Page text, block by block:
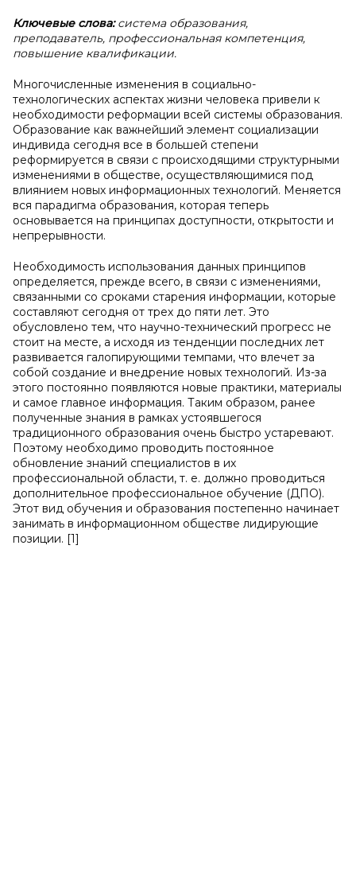
Ключевые слова:система образования,
преподаватель, профессиональная компетенция,
повышение квалификации.
Многочисленные изменения в социально-
технологических аспектах жизни человека привели к
необходимости реформации всей системы образования.
Образование как важнейший элемент социализации
индивида сегодня все в большей степени
реформируется в связи с происходящими структурными
изменениями в обществе, осуществляющимися под
влиянием новых информационных технологий. Меняется
вся парадигма образования, которая теперь
основывается на принципах доступности, открытости и
непрерывности.
Необходимость использования данных принципов
определяется, прежде всего, в связи с изменениями,
связанными со сроками старения информации, которые
составляют сегодня от трех до пяти лет. Это
обусловлено тем, что научно-технический прогресс не
стоит на месте, а исходя из тенденции последних лет
развивается галопирующими темпами, что влечет за
собой создание и внедрение новых технологий. Из-за
этого постоянно появляются новые практики, материалы
и самое главное информация. Таким образом, ранее
полученные знания в рамках устоявшегося
традиционного образования очень быстро устаревают.
Поэтому необходимо проводить постоянное
обновление знаний специалистов в их
профессиональной области, т. е. должно проводиться
дополнительное профессиональное обучение (ДПО).
Этот вид обучения и образования постепенно начинает
занимать в информационном обществе лидирующие
позиции. [1]